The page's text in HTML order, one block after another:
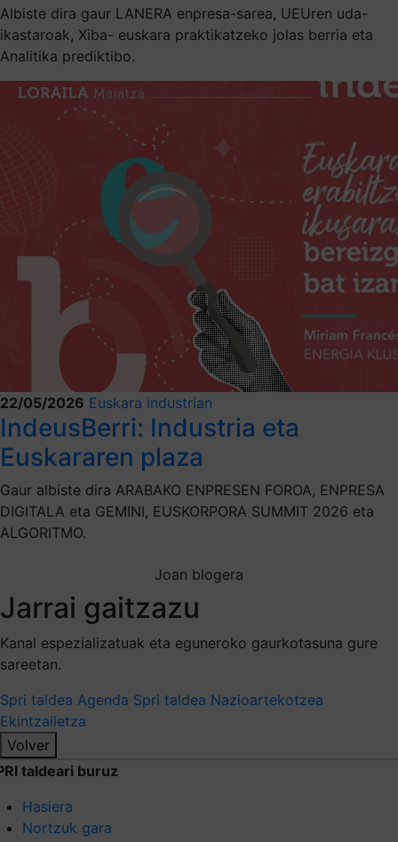
Albiste dira gaur LANERA enpresa-sarea, UEUren uda-
ikastaroak, Xiba- euskara praktikatzeko jolas berria eta
Analitika prediktibo.
22/05/2026 Euskara industrian
IndeusBerri: Industria eta
Euskararen plaza
Gaur albiste dira ARABAKO ENPRESEN FOROA, ENPRESA
DIGITALA eta GEMINI, EUSKORPORA SUMMIT 2026 eta
ALGORITMO.
Joan blogera
Jarrai gaitzazu
Kanal espezializatuak eta eguneroko gaurkotasuna gure
sareetan.
Spri taldea Agenda Spri taldea Nazioartekotzea
Ekintzailetza
Volver
taldeari buruz
Hasiera
Nortzuk gara